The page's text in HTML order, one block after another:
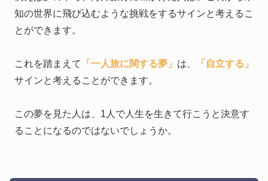
知の世界に飛び込むような挑戦をするサインと考えるこ
とができます。
これを踏まえて 「一人旅に関する夢」 は、
「自立する」
サインと考えることができます。
この夢を見た人は、1人で人生を生きて行こうと決意す
ることになるのではないでしょうか。